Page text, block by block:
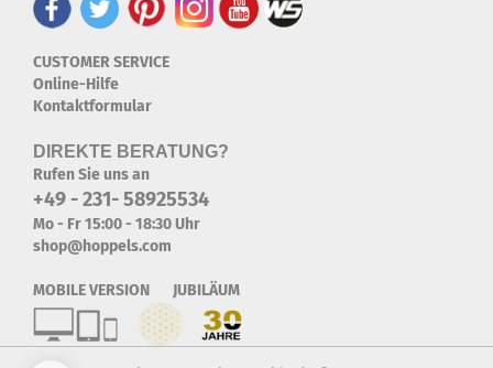
CUSTOMER SERVICE
Online-Hilfe
Kontaktformular
DIREKTE BERATUNG?
Rufen Sie uns an
+49 - 231- 58925534
Mo - Fr 15:00 - 18:30 Uhr
shop@hoppels.com
MOBILE VERSION JUBILÄUM